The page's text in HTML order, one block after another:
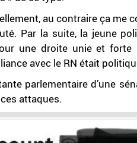
au contraire ça me
Par la suite, la jeune
une droite unie et forte
avec le RN était
parlementaire d’une
attaques.